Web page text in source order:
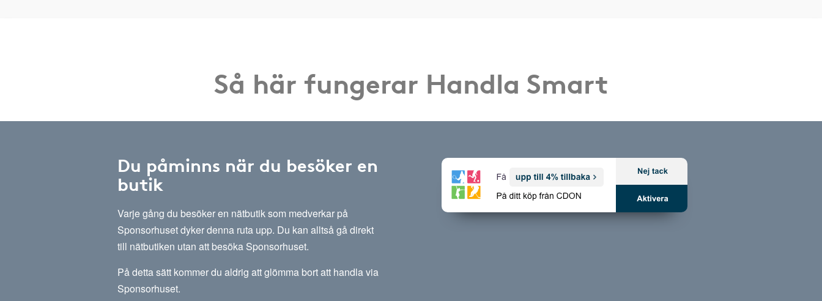
Så här fungerar Handla Smart
Du påminns när du besöker en
butik
Varje gång du besöker en nätbutik som medverkar på
Sponsorhuset dyker denna ruta upp. Du kan alltså gå direkt
till nätbutiken utan att besöka Sponsorhuset.
På detta sätt kommer du aldrig att glömma bort att handla via
Sponsorhuset.